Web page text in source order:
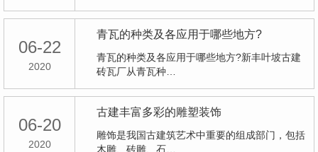
06-22
2020
青瓦的种类及各应用于哪些地方?
青瓦的种类及各应用于哪些地方?新丰叶坡古建
砖瓦厂从青瓦种…
06-20
2020
古建丰富多彩的雕塑装饰
雕饰是我国古建筑艺术中重要的组成部门，包括
木雕、砖雕、石…